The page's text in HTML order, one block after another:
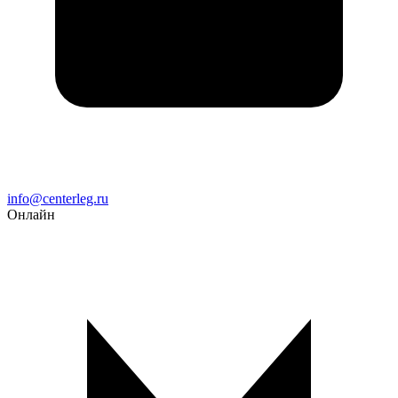
Email
info@centerleg.ru
Онлайн